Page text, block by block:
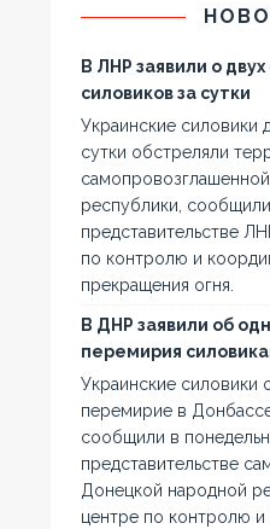
В ЛНР заявили о
силовиков за сутки
Украинские силовики
сутки обстреляли
республики,
представительстве
по контролю и
прекращения огня.
В ДНР заявили об
перемирия
Украинские силовики
перемирие в
сообщили в
представительстве
Донецкой народной
центре по контролю